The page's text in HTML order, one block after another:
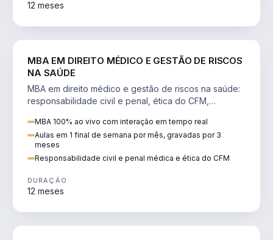
12 meses
MBA EM DIREITO MÉDICO E GESTÃO DE RISCOS
NA SAÚDE
MBA em direito médico e gestão de riscos na saúde:
responsabilidade civil e penal, ética do CFM,
MBA 100% ao vivo com interação em tempo real
Aulas em 1 final de semana por mês, gravadas por 3
meses
Responsabilidade civil e penal médica e ética do CFM
DURAÇÃO
12 meses